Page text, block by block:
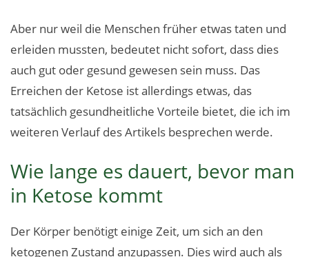
Aber nur weil die Menschen früher etwas taten und
erleiden mussten, bedeutet nicht sofort, dass dies
auch gut oder gesund gewesen sein muss. Das
Erreichen der Ketose ist allerdings etwas, das
tatsächlich gesundheitliche Vorteile bietet, die ich im
weiteren Verlauf des Artikels besprechen werde.
Wie lange es dauert, bevor man
in Ketose kommt
Der Körper benötigt einige Zeit, um sich an den
ketogenen Zustand anzupassen. Dies wird auch als